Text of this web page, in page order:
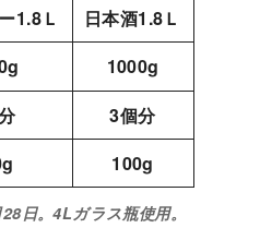
1.8Ｌ
日本酒1.8Ｌ
1000g
3個分
100g
日。4Lガラス瓶使用。